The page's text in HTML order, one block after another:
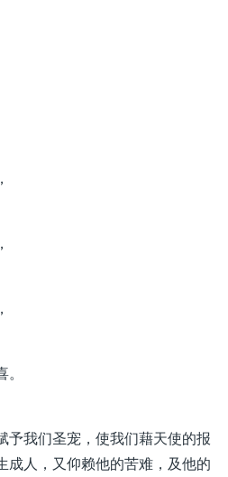
予我们圣宠，使我们藉天使的报
成人，又仰赖他的苦难，及他的